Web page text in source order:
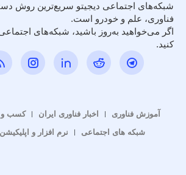
شبکه‌های اجتماعی دیجیتو سریع‌ترین روش
فناوری، علم و خودرو است.
اگر می‌خواهید به‌روز باشید، شبکه‌های اجتماعی
کنید.
آموزش فناوری اخبار فناوری ایران کسب و
شبکه های اجتماعی
نرم افزار و اپلیکیشن